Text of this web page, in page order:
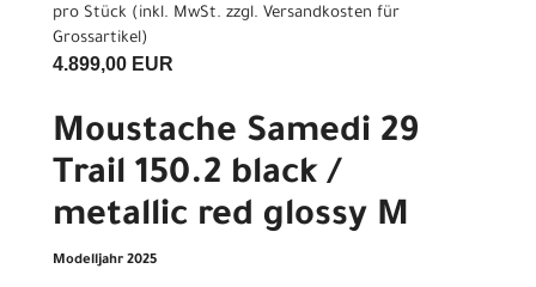
pro Stück (inkl. MwSt. zzgl. Versandkosten für
Grossartikel)
4.899,00 EUR
Moustache Samedi 29
Trail 150.2 black /
metallic red glossy M
Modelljahr 2025